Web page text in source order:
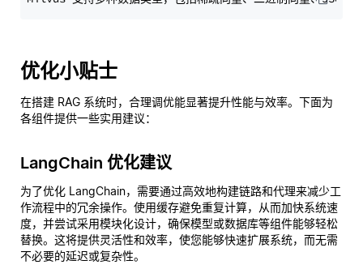
优化小贴士
在搭建 RAG 系统时，合理调优能显著提升性能与效率。下面为
各组件提供一些实用建议：
LangChain 优化建议
为了优化 LangChain，需要通过高效地构建链路和代理来减少工
作流程中的冗余操作。使用缓存避免重复计算，从而加快系统速
度，并尝试采用模块化设计，确保模型或数据库等组件能够轻松
替换。这将提供灵活性和效率，使您能够快速扩展系统，而无需
不必要的延迟或复杂性。